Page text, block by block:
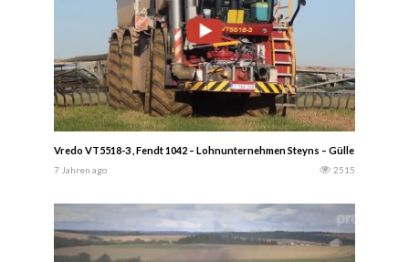
Vredo VT5518-3 , Fendt 1042 – Lohnunternehmen Steyns – Gülle
7 Jahren ago 2515